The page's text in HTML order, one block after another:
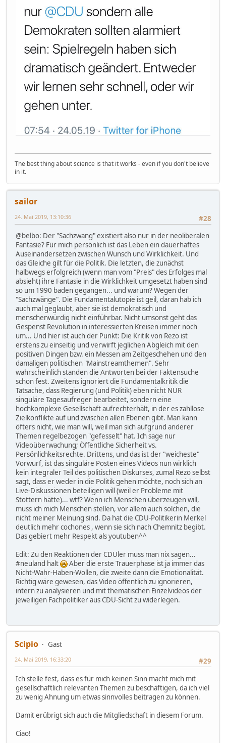
The best thing about science is that it works - even if you don't believe
in it.
sailor
#28
24. Mai 2019, 13:10:36
@belbo: Der "Sachzwang" existiert also nur in der neoliberalen
Fantasie? Für mich persönlich ist das Leben ein dauerhaftes
Auseinandersetzen zwischen Wunsch und Wirklichkeit. Und
das Gleiche gilt für die Politik. Die letzten, die zunächst
halbwegs erfolgreich (wenn man vom "Preis" des Erfolges mal
absieht) ihre Fantasie in die Wirklichkeit umgesetzt haben sind
so um 1990 baden gegangen... und warum? Wegen der
"Sachzwänge". Die Fundamentalutopie ist geil, daran hab ich
auch mal geglaubt, aber sie ist demokratisch und
menschenwürdig nicht einführbar. Nicht umsonst geht das
Gespenst Revolution in interessierten Kreisen immer noch
um... Und hier ist auch der Punkt: Die Kritik von Rezo ist
erstens zu einseitig und verwirft jeglichen Abgleich mit den
positiven Dingen bzw. ein Messen am Zeitgeschehen und den
damaligen politischen "Mainstreamthemen". Sehr
wahrscheinlich standen die Antworten bei der Faktensuche
schon fest. Zweitens ignoriert die Fundamentalkritik die
Tatsache, dass Regierung (und Politik) eben nicht NUR
singuläre Tagesaufreger bearbeitet, sondern eine
hochkomplexe Gesellschaft aufrechterhält, in der es zahllose
Zielkonflikte auf und zwischen allen Ebenen gibt. Man kann
öfters nicht, wie man will, weil man sich aufgrund anderer
Themen regelbezogen "gefesselt" hat. Ich sage nur
Videoüberwachung; Öffentliche Sicherheit vs.
Persönlichkeitsrechte. Drittens, und das ist der "weicheste"
Vorwurf, ist das singuläre Posten eines Videos nun wirklich
kein integraler Teil des politischen Diskurses, zumal Rezo selbst
sagt, dass er weder in die Politik gehen möchte, noch sich an
Live-Diskussionen beteiligen will (weil er Probleme mit
Stottern hätte)... wtf? Wenn ich Menschen überzeugen will,
muss ich mich Menschen stellen, vor allem auch solchen, die
nicht meiner Meinung sind. Da hat die CDU-Politikerin Merkel
deutlich mehr cochones , wenn sie sich nach Chemnitz begibt.
Das gebiert mehr Respekt als youtuben^^
Edit: Zu den Reaktionen der CDUler muss man nix sagen...
#neuland halt
Aber die erste Trauerphase ist ja immer das
Nicht-Wahr-Haben-Wollen, die zweite dann die Emotionalität.
Richtig wäre gewesen, das Video öffentlich zu ignorieren,
intern zu analysieren und mit thematischen Einzelvideos der
jeweiligen Fachpolitiker aus CDU-Sicht zu widerlegen.
Scipio
Gast
#29
24. Mai 2019, 16:33:20
Ich stelle fest, dass es für mich keinen Sinn macht mich mit
gesellschaftlich relevanten Themen zu beschäftigen, da ich viel
zu wenig Ahnung um etwas sinnvolles beitragen zu können.
Damit erübrigt sich auch die Mitgliedschaft in diesem Forum.
Ciao!